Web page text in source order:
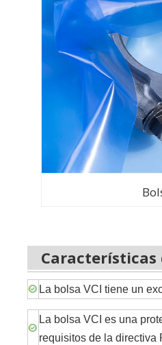
Características
La bolsa VCI tiene un
La bolsa VCI es una
requisitos de la directiva